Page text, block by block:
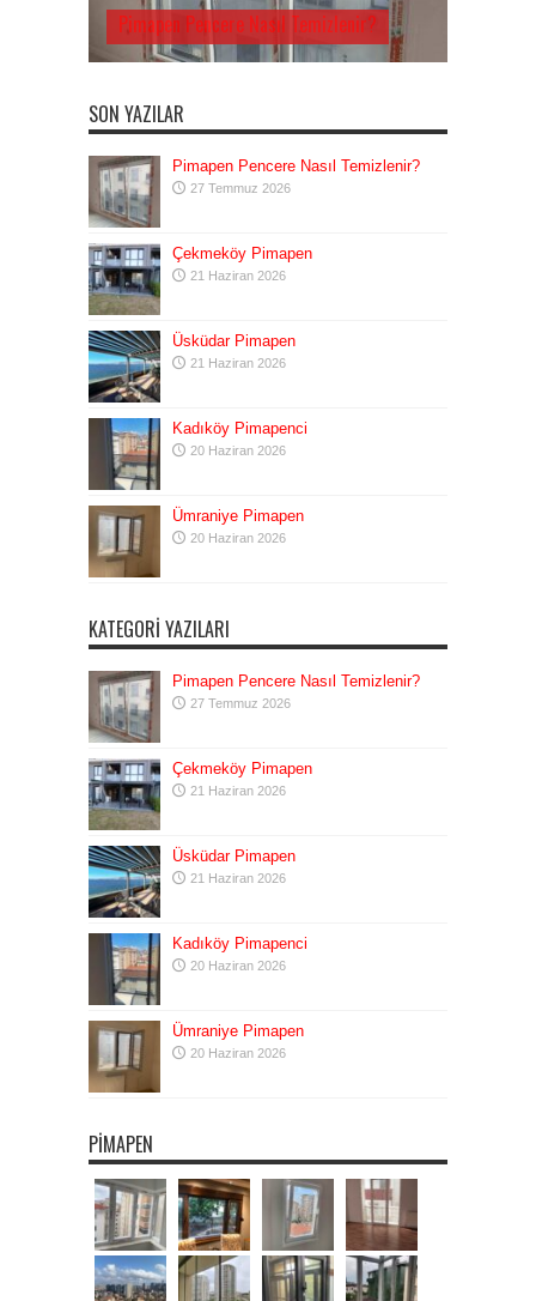
Pimapen Pencere Nasıl Temizlenir?
SON YAZILAR
Pimapen Pencere Nasıl Temizlenir?
27 Temmuz 2026
Çekmeköy Pimapen
21 Haziran 2026
Üsküdar Pimapen
21 Haziran 2026
Kadıköy Pimapenci
20 Haziran 2026
Ümraniye Pimapen
20 Haziran 2026
KATEGORI YAZILARI
Pimapen Pencere Nasıl Temizlenir?
27 Temmuz 2026
Çekmeköy Pimapen
21 Haziran 2026
Üsküdar Pimapen
21 Haziran 2026
Kadıköy Pimapenci
20 Haziran 2026
Ümraniye Pimapen
20 Haziran 2026
PIMAPEN